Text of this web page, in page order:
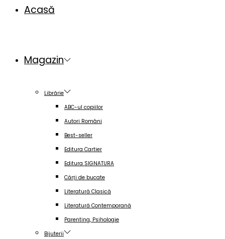
Acasă
Magazin
Librărie
ABC-ul copiilor
Autori Români
Best-seller
Editura Cartier
Editura SIGNATURA
Cărți de bucate
Literatură Clasică
Literatură Contemporană
Parenting, Psihologie
Bijuterii